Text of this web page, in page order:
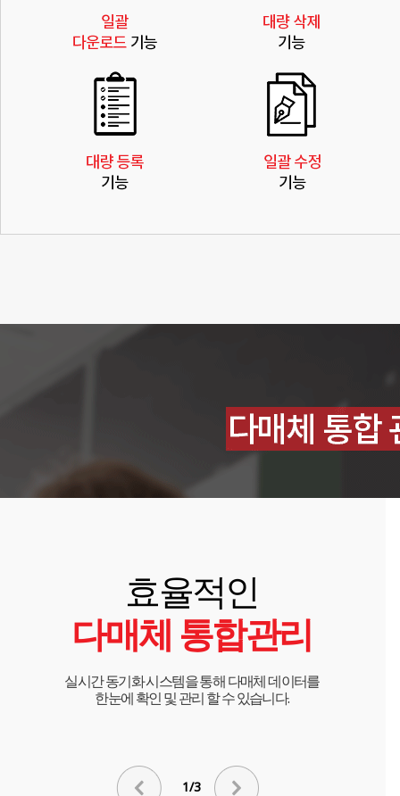
1/3
효율적인
다매체 통합관리
실시간 동기화 시스템을 통해 다매체 데이터를
한눈에 확인 및 관리 할 수 있습니다.